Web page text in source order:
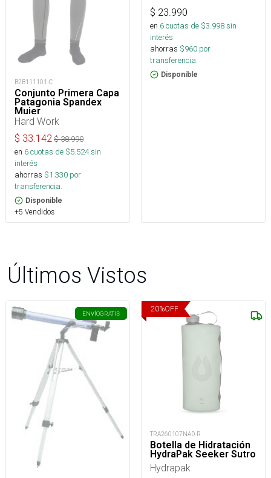
B2B111101-C
Conjunto Primera Capa
Patagonia Spandex
Mujer
Hard Work
$ 33.142 $38.990
en 6cuotas de $5.524sin
interés
ahorras $1.330 por
transferencia.
Disponible
+5 Vendidos
$ 23.990
en 6cuotas de $3.998sin
interés
ahorras $960 por
transferencia.
Disponible
Últimos Vistos
ENVÍOGRATIS
20%OFF
TRA260107NAD-R
Botella de Hidratación
HydraPak Seeker Sutro
Hydrapak